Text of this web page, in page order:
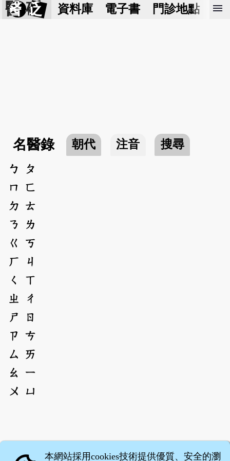
醫 砭 資料庫 電子書 門診地點 預
menu
名醫錄 朝代 注音
搜尋
ㄅ
ㄆ
ㄇ ㄈ
ㄉ ㄊ
ㄋ
ㄌ
ㄍ
ㄎ
ㄏ
ㄐ
ㄑ
ㄒ
ㄓ
ㄔ
ㄕ
ㄖ
ㄗ ㄘ
ㄙ ㄞ
ㄠ ㄧ
ㄨ
ㄩ
本網站採用cookies技術提供優質、安全的瀏